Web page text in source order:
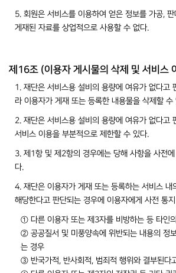
5. 회원은 서비스를 이용하여 얻은 정보를 가공, 판
게재된 자료를 상업적으로 사용할 수 없다.
제16조 (이용자 게시물의 삭제 및 서비스
1. 재단은 서비스용 설비의 용량에 여유가 없다고
라 이용자가 게재 또는 등록한 내용물을 삭제할 수
2. 재단은 서비스용 설비의 용량에 여유가 없다고
서비스 이용을 부분적으로 제한할 수 있다.
3. 제1항 및 제2항의 경우에는 당해 사항을 사전
다.
4. 재단은 이용자가 게재 또는 등록하는 서비스 내
해당한다고 판단되는 경우에 이용자에게 사전 통
① 다른 이용자 또는 제3자를 비방하는 등 타인
② 공공질서 및 미풍양속에 위반되는 내용의 정
는 경우
③ 반국가적, 반사회적, 범죄적 행위와 결부된다